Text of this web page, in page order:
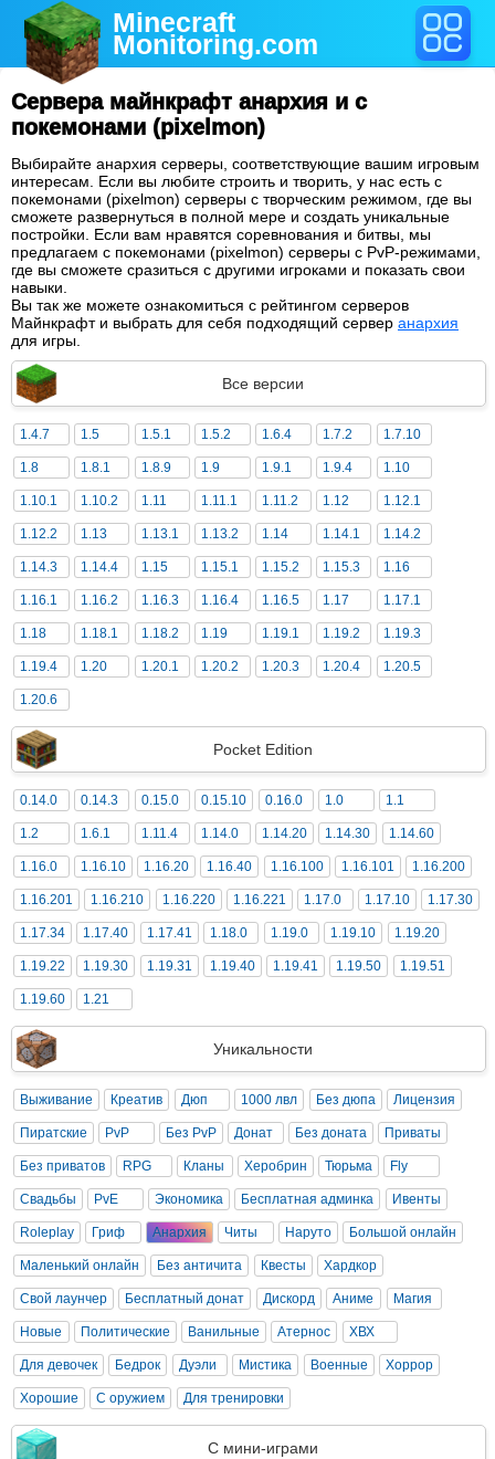
Minecraft
Monitoring.com
Сервера майнкрафт анархия и с
покемонами (pixelmon)
Выбирайте анархия серверы, соответствующие вашим игровым
интересам. Если вы любите строить и творить, у нас есть с
покемонами (pixelmon) серверы с творческим режимом, где вы
сможете развернуться в полной мере и создать уникальные
постройки. Если вам нравятся соревнования и битвы, мы
предлагаем с покемонами (pixelmon) серверы с PvP-режимами,
где вы сможете сразиться с другими игроками и показать свои
навыки.
Вы так же можете ознакомиться с рейтингом серверов
Майнкрафт и выбрать для себя подходящий сервер анархия
для игры.
Все версии
1.4.7 1.5 1.5.1 1.5.2 1.6.4 1.7.2 1.7.10
1.8 1.8.1 1.8.9 1.9 1.9.1 1.9.4 1.10
1.10.1 1.10.2 1.11 1.11.1 1.11.2 1.12 1.12.1
1.12.2 1.13 1.13.1 1.13.2 1.14 1.14.1 1.14.2
1.14.3 1.14.4 1.15 1.15.1 1.15.2 1.15.3 1.16
1.16.1 1.16.2 1.16.3 1.16.4 1.16.5 1.17 1.17.1
1.18 1.18.1 1.18.2 1.19 1.19.1 1.19.2 1.19.3
1.19.4 1.20 1.20.1 1.20.2 1.20.3 1.20.4 1.20.5
1.20.6
Pocket Edition
0.14.0 0.14.3 0.15.0 0.15.10 0.16.0 1.0 1.1
1.2 1.6.1 1.11.4 1.14.0 1.14.20 1.14.30 1.14.60
1.16.0 1.16.10 1.16.20 1.16.40 1.16.100 1.16.101 1.16.200
1.16.201 1.16.210 1.16.220 1.16.221 1.17.0 1.17.10 1.17.30
1.17.34 1.17.40 1.17.41 1.18.0 1.19.0 1.19.10 1.19.20
1.19.22 1.19.30 1.19.31 1.19.40 1.19.41 1.19.50 1.19.51
1.19.60 1.21
Уникальности
Выживание Креатив Дюп 1000 лвл Без дюпа Лицензия
Пиратские PvP Без PvP Донат Без доната Приваты
Без приватов RPG Кланы Херобрин Тюрьма Fly
Свадьбы PvE Экономика Бесплатная админка Ивенты
Roleplay Гриф Анархия Читы Наруто Большой онлайн
Маленький онлайн Без античита Квесты Хардкор
Свой лаунчер Бесплатный донат Дискорд Аниме Магия
Новые Политические Ванильные Атернос ХВХ
Для девочек Бедрок Дуэли Мистика Военные Хоррор
Хорошие С оружием Для тренировки
С мини-играми